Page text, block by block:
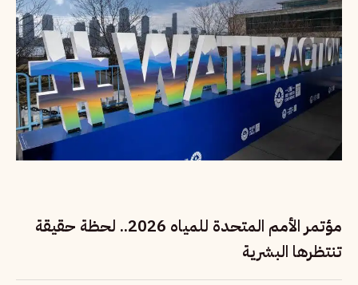
مؤتمر الأمم المتحدة للمياه 2026.. لحظة حقيقة
تنتظرها البشرية